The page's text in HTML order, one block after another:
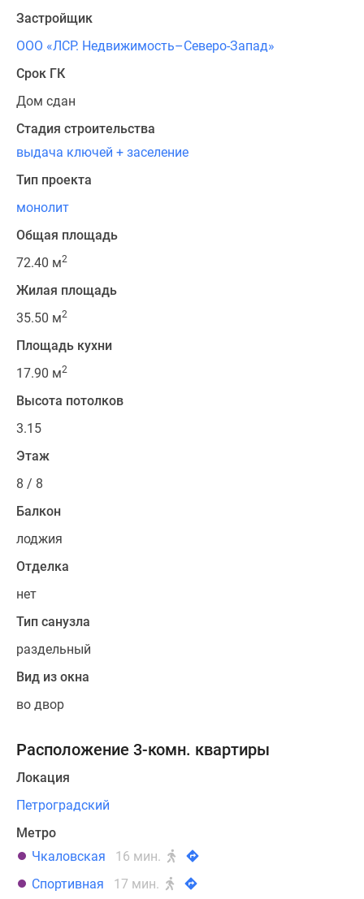
Застройщик
ООО «ЛСР. Недвижимость–Северо-Запад»
Срок ГК
Дом сдан
Стадия строительства
выдача ключей + заселение
Тип проекта
монолит
Общая площадь
72.40 м2
Жилая площадь
35.50 м2
Площадь кухни
17.90 м2
Высота потолков
3.15
Этаж
8 / 8
Балкон
лоджия
Отделка
нет
Тип санузла
раздельный
Вид из окна
во двор
Расположение 3-комн. квартиры
Локация
Петроградский
Метро
Чкаловская
16 мин.
Спортивная
17 мин.